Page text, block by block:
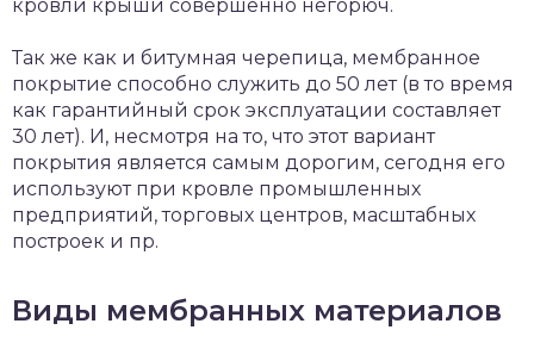
кровли крыши совершенно негорюч.
Так же как и битумная черепица, мембранное
покрытие способно служить до 50 лет (в то время
как гарантийный срок эксплуатации составляет
30 лет). И, несмотря на то, что этот вариант
покрытия является самым дорогим, сегодня его
используют при кровле промышленных
предприятий, торговых центров, масштабных
построек и пр.
Виды мембранных материалов